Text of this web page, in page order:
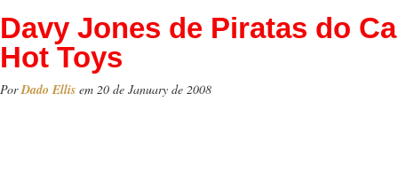
Davy Jones de Piratas do
Hot Toys
PorDado Ellis em 20 de January de 2008